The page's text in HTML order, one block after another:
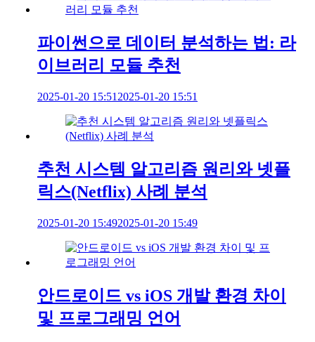
파이썬으로 데이터 분석하는 법: 라
이브러리 모듈 추천
2025-01-20 15:51 2025-01-20 15:51
추천 시스템 알고리즘 원리와 넷플
릭스(Netflix) 사례 분석
2025-01-20 15:492025-01-20 15:49
안드로이드 vs iOS 개발 환경 차이
및 프로그래밍 언어